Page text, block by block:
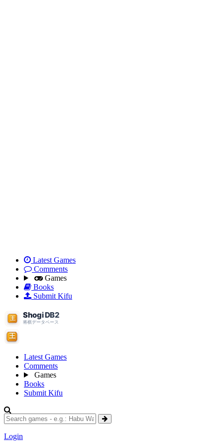
Latest Games
Comments
Games
Books
Submit Kifu
Latest Games
Comments
Games
Books
Submit Kifu
Login